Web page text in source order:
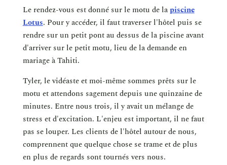
Le rendez-vous est donné sur le motu de lapiscine
Lotus. Pour y accéder, il faut traverser l'hôtel puis se
rendre sur un petit pont au dessus de la piscine avant
d'arriver sur le petit motu, lieu de la demande en
mariage à Tahiti.
Tyler, le vidéaste et moi-même sommes prêts sur le
motu et attendons sagement depuis une quinzaine de
minutes. Entre nous trois, il y avait un mélange de
stress et d'excitation. L'enjeu est important, il ne faut
pas se louper. Les clients de l'hôtel autour de nous,
comprennent que quelque chose se trame et de plus
en plus de regards sont tournés vers nous.